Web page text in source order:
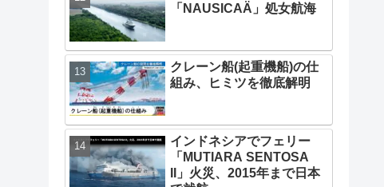
「NAUSICAÄ」処女航海
クレーン船(起重機船)の仕
組み、ヒミツを徹底解明
インドネシアでフェリー
「MUTIARA SENTOSA
II」火災、2015年まで日本